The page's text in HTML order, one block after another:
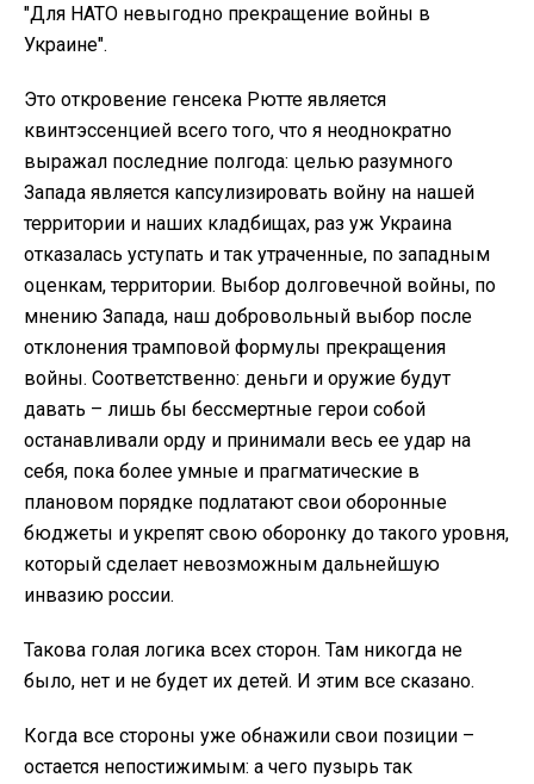
"Для НАТО невыгодно прекращение войны в
Украине".
Это откровение генсека Рютте является
квинтэссенцией всего того, что я неоднократно
выражал последние полгода: целью разумного
Запада является капсулизировать войну на нашей
территории и наших кладбищах, раз уж Украина
отказалась уступать и так утраченные, по западным
оценкам, территории. Выбор долговечной войны, по
мнению Запада, наш добровольный выбор после
отклонения трамповой формулы прекращения
войны. Соответственно: деньги и оружие будут
давать – лишь бы бессмертные герои собой
останавливали орду и принимали весь ее удар на
себя, пока более умные и прагматические в
плановом порядке подлатают свои оборонные
бюджеты и укрепят свою оборонку до такого уровня,
который сделает невозможным дальнейшую
инвазию россии.
Такова голая логика всех сторон. Там никогда не
было, нет и не будет их детей. И этим все сказано.
Когда все стороны уже обнажили свои позиции –
остается непостижимым: а чего пузырь так